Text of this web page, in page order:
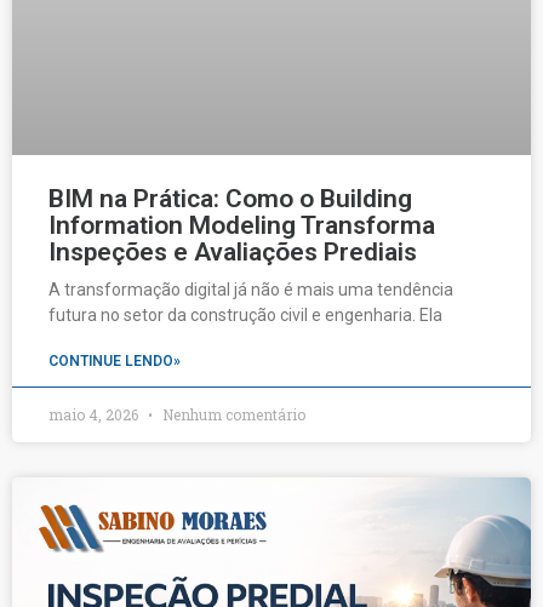
BIM na Prática: Como o Building
Information Modeling Transforma
Inspeções e Avaliações Prediais
A transformação digital já não é mais uma tendência
futura no setor da construção civil e engenharia. Ela
CONTINUE LENDO»
maio 4, 2026 Nenhum comentário